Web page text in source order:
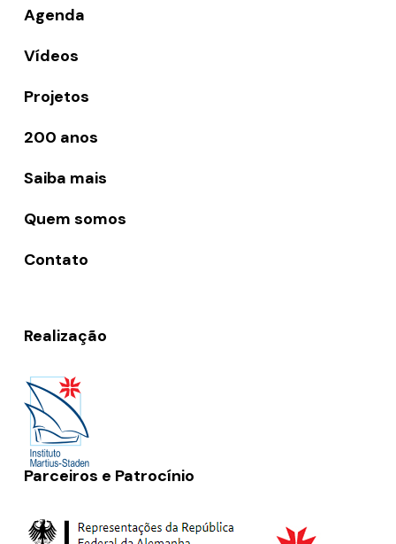
Agenda
Vídeos
Projetos
200 anos
Saiba mais
Quem somos
Contato
Realização
Parceiros e Patrocínio